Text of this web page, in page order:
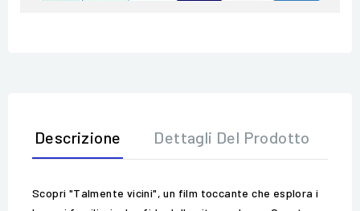
Descrizione Dettagli Del Prodotto
Scopri "Talmente vicini", un film toccante che esplora i